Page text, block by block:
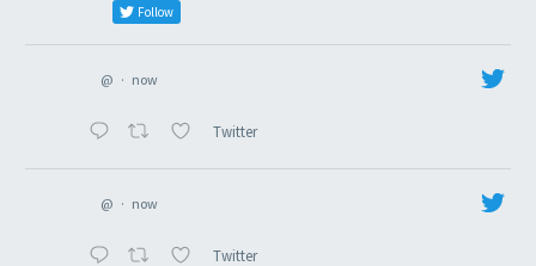
Follow
@ · now
Twitter
@ · now
Twitter